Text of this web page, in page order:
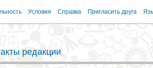
Условия Справка Пригласить друга
редакции